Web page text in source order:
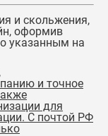
и скольжения,
оформив
указанным на
и точное
для
С почтой РФ